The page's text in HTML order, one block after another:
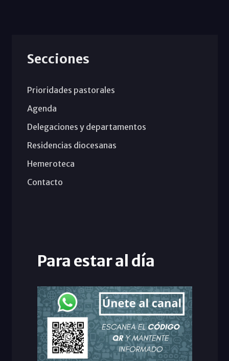
Secciones
Prioridades pastorales
Agenda
Delegaciones y departamentos
Residencias diocesanas
Hemeroteca
Contacto
Para estar al día